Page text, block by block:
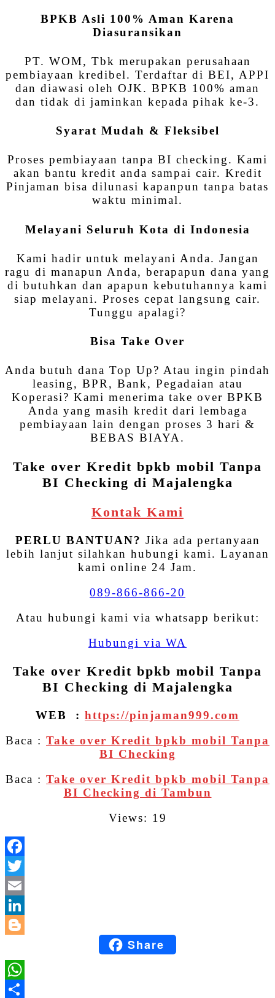
BPKB Asli 100% Aman Karena
Diasuransikan
PT. WOM, Tbk merupakan perusahaan
pembiayaan kredibel. Terdaftar di BEI, APPI
dan diawasi oleh OJK. BPKB 100% aman
dan tidak di jaminkan kepada pihak ke-3.
Syarat Mudah & Fleksibel
Proses pembiayaan tanpa BI checking. Kami
akan bantu kredit anda sampai cair. Kredit
Pinjaman bisa dilunasi kapanpun tanpa batas
waktu minimal.
Melayani Seluruh Kota di Indonesia
Kami hadir untuk melayani Anda. Jangan
ragu di manapun Anda, berapapun dana yang
di butuhkan dan apapun kebutuhannya kami
siap melayani. Proses cepat langsung cair.
Tunggu apalagi?
Bisa Take Over
Anda butuh dana Top Up? Atau ingin pindah
leasing, BPR, Bank, Pegadaian atau
Koperasi? Kami menerima take over BPKB
Anda yang masih kredit dari lembaga
pembiayaan lain dengan proses 3 hari &
BEBAS BIAYA.
Take over Kredit bpkb mobil Tanpa
BI Checking di Majalengka
Kontak Kami
PERLU BANTUAN? Jika ada pertanyaan
lebih lanjut silahkan hubungi kami. Layanan
kami online 24 Jam.
089-866-866-20
Atau hubungi kami via whatsapp berikut:
Hubungi via WA
Take over Kredit bpkb mobil Tanpa
BI Checking di Majalengka
WEB : https://pinjaman999.com
Baca : Take over Kredit bpkb mobil Tanpa
BI Checking
Baca : Take over Kredit bpkb mobil Tanpa
BI Checking di Tambun
Views: 19
BloggerShare